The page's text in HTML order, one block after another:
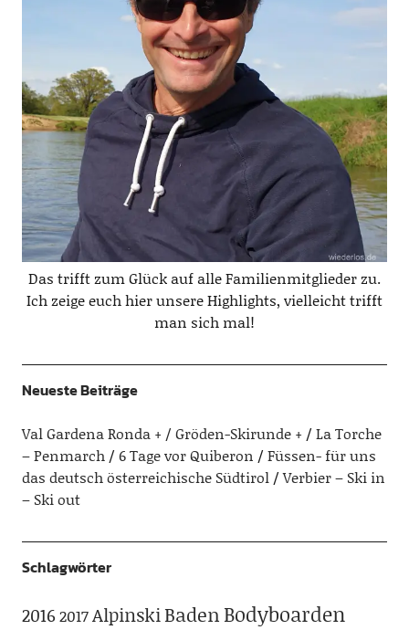
Das trifft zum Glück auf alle Familienmitglieder zu.
Ich zeige euch hier unsere Highlights, vielleicht trifft
man sich mal!
Neueste Beiträge
Val Gardena Ronda + / Gröden-Skirunde +
La Torche
– Penmarch
6 Tage vor Quiberon
Füssen- für uns
das deutsch österreichische Südtirol
Verbier – Ski in
– Ski out
Schlagwörter
2016 2017AlpinskiBaden Bodyboarden